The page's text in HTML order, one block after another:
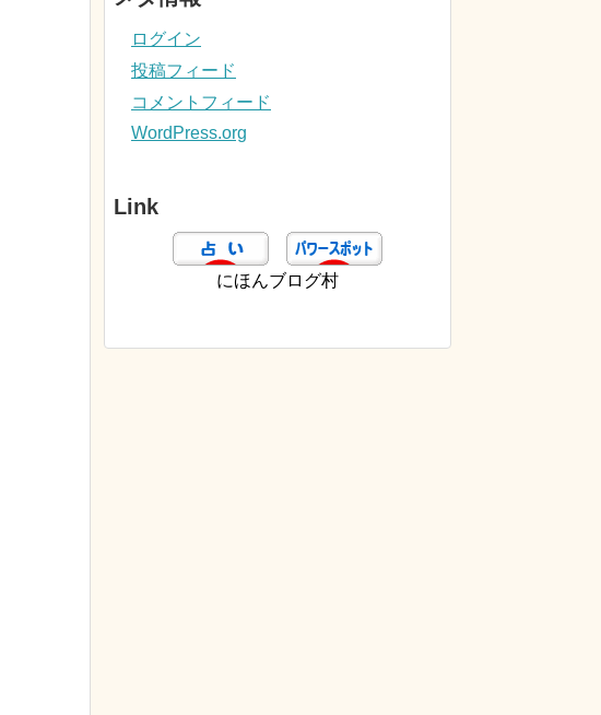
ログイン
投稿フィード
コメントフィード
WordPress.org
Link
にほんブログ村